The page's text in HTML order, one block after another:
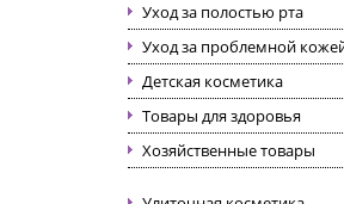
Уход за полостью рта
Уход за проблемной
Детская косметика
Товары для здоровья
Хозяйственные товары